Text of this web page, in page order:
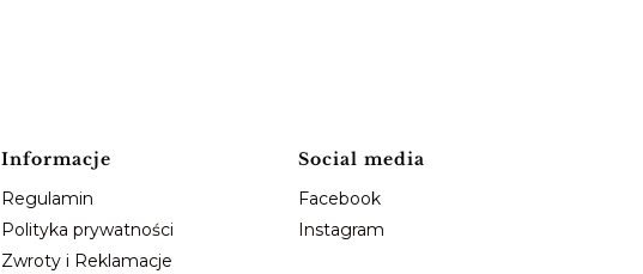
Informacje
Regulamin
Polityka prywatności
Zwroty i Reklamacje
Social media
Facebook
Instagram